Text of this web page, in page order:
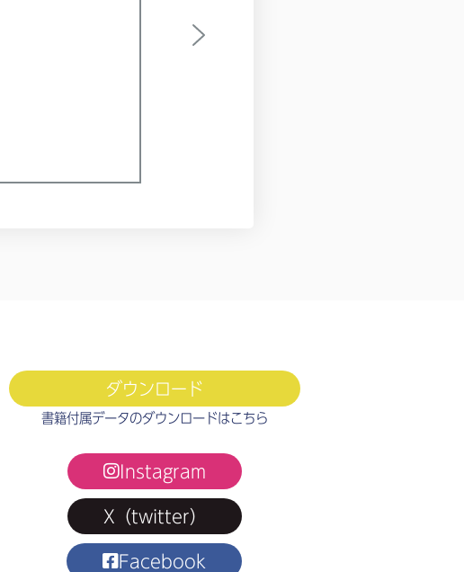
ダウンロード
書籍付属データのダウンロードはこちら
Instagram
X（twitter）
Facebook